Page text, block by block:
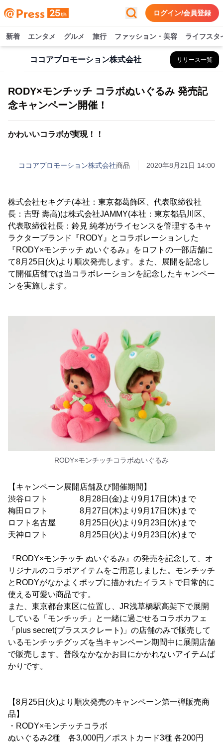
ログイン/会員登録
新着 エンタメ グルメ 旅行 ファッション・美容 ライフスタ
ココアプロモーション株式会社 リリース一覧
RODY×モンチッチ コラボぬいぐるみ 発売記
念キャンペーン開催！
かわいいコラボが実現！！
ココアプロモーション株式会社商品 2020年8月21日 14:00
株式会社セキグチ(本社：東京都葛飾区、代表取締役社
長：吉野 壽高)は株式会社JAMMY(本社：東京都品川区、
代表取締役社長：鈴見 純孝)がライセンスを管理するキャ
ラクターブランド『RODY』とコラボレーションした
『RODY×モンチッチ ぬいぐるみ』をロフトの一部店舗に
て8月25日(火)より順次発売します。また、展開を記念し
て開催店舗では当コラボレーションを記念したキャンペー
ンを実施します。
RODY×モンチッチコラボぬいぐるみ
【キャンペーン展開店舗及び開催期間】
渋谷ロフト 8月28日(金)より9月17日(木)まで
梅田ロフト 8月27日(木)より9月17日(木)まで
ロフト名古屋 8月25日(火)より9月23日(水)まで
天神ロフト 8月25日(火)より9月23日(水)まで
『RODY×モンチッチ ぬいぐるみ』の発売を記念して、オ
リジナルのコラボアイテムをご用意しました。モンチッチ
とRODYがなかよくポップに描かれたイラストで日常的に
使える可愛い商品です。
また、東京都台東区に位置し、JR浅草橋駅高架下で展開
している「モンチッチ」と一緒に過ごせるコラボカフェ
「plus secret(プラススクレート)」の店舗のみで販売して
いるモンチッチグッズを当キャンペーン期間中に展開店舗
で販売します。普段なかなかお目にかかれないアイテムば
かりです。
【8月25日(火)より順次発売のキャンペーン第一弾販売商
品】
・RODY×モンチッチコラボ
ぬいぐるみ2種 各3,000円／ポストカード3種 各200円